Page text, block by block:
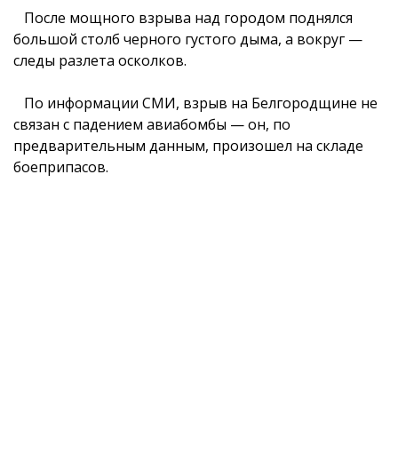
После мощного взрыва над городом поднялся
большой столб черного густого дыма, а вокруг —
следы разлета осколков.
По информации СМИ, взрыв на Белгородщине не
связан с падением авиабомбы — он, по
предварительным данным, произошел на складе
боеприпасов.